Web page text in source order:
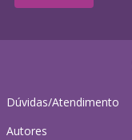
Dúvidas/Atendimento
Autores